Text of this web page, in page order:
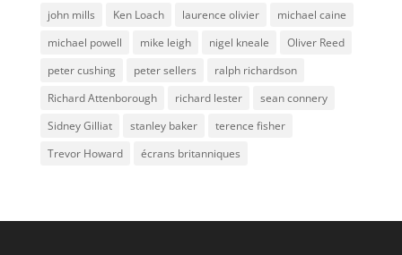
john mills
Ken Loach laurence olivier
michael caine
michael powell
mike leigh nigel kneale
Oliver Reed
peter cushing
peter sellers
ralph richardson
Richard Attenborough
richard lester
sean connery
Sidney Gilliat
stanley baker
terence fisher
Trevor Howard
écrans britanniques